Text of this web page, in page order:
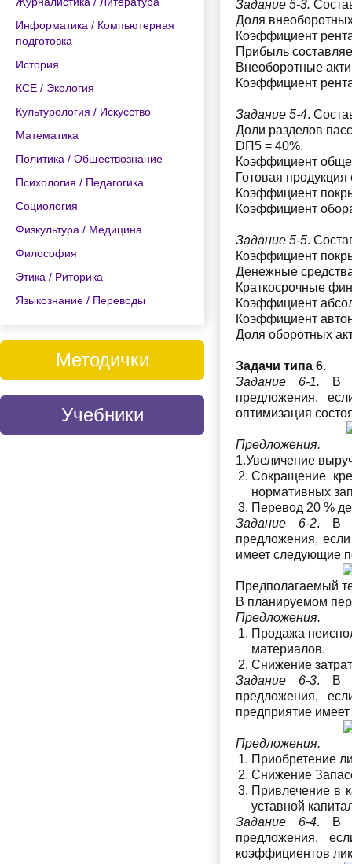
Информатика / Компьютерная
подготовка
История
КСЕ / Экология
Культурология / Искусство
Математика
Политика / Обществознание
Психология / Педагогика
Социология
Физкультура / Медицина
Философия
Этика / Риторика
Языкознание / Переводы
Методички
Учебники
Задание 5-3.
Доля
Коэффициент
Прибыль
Внеоборотные
Коэффициент
Задание 5-4.
Доли разделов
DП5 = 40%.
Коэффициент
Готовая продукция
Коэффициент
Коэффициент
Задание 5-5.
Коэффициент
Денежные
Краткосрочные
Коэффициент
Коэффициент
Доля оборотных
Задачи типа 6.
Задание 6-1. В
предложения,
оптимизация
Предложения.
1.Увеличение
Сокращение
нормативных
Перевод 20 %
Задание 6-2. В
предложения,
имеет следующие
Предполагаемый
В планируемом
Предложения.
Продажа
материалов.
Снижение
Задание 6-3. В
предложения,
предприятие
Предложения.
Приобретение
Снижение
Привлечение в
уставной
Задание 6-4. В
предложения,
коэффициентов